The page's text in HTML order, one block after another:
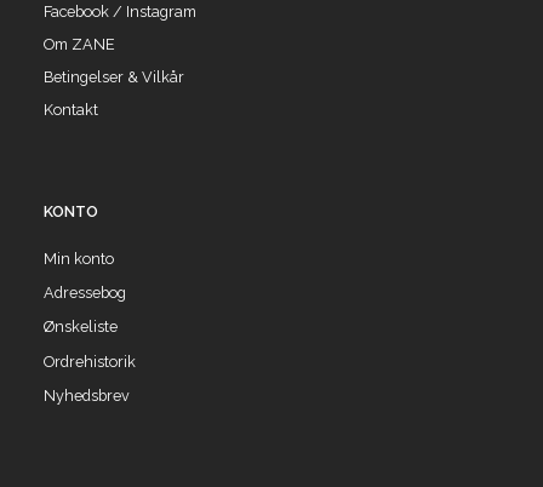
Facebook / Instagram
Om ZANE
Betingelser & Vilkår
Kontakt
KONTO
Min konto
Adressebog
Ønskeliste
Ordrehistorik
Nyhedsbrev